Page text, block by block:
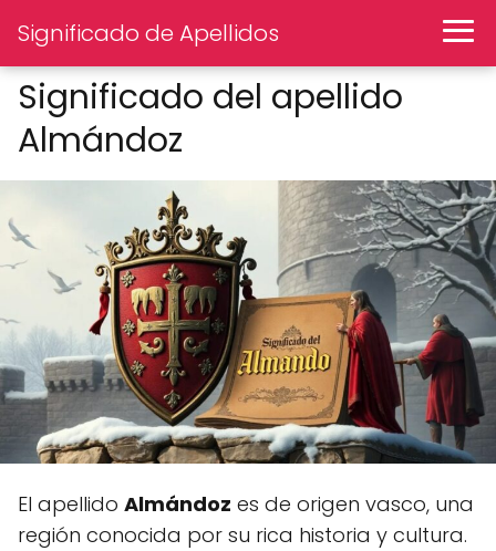
Significado de Apellidos
Significado del apellido
Almándoz
El apellido Almándoz es de origen vasco, una
región conocida por su rica historia y cultura.